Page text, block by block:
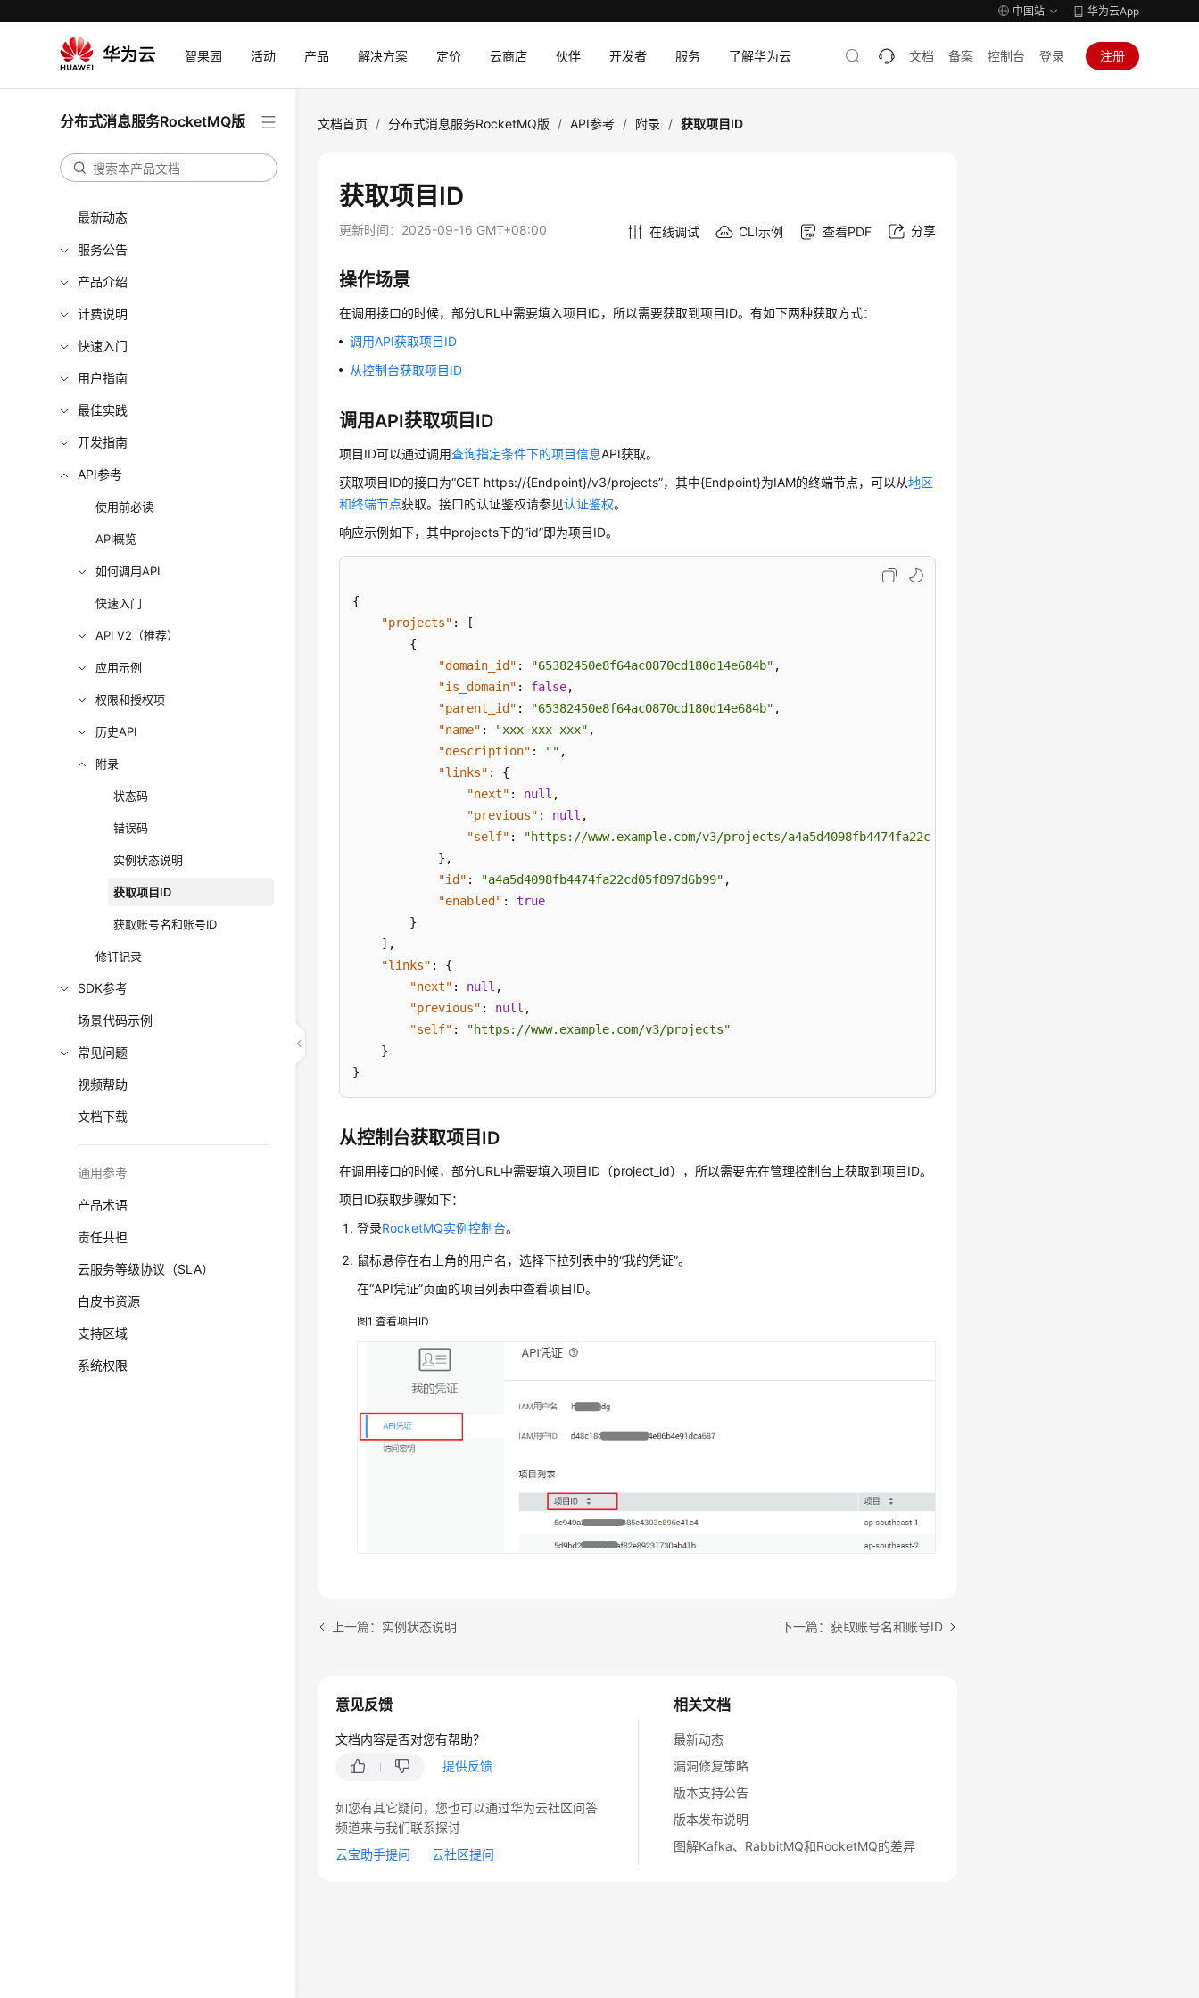
中国站 华为云App
智果园 活动 产品 解决方案 定价 云商店 伙伴 开发者 服务 了解华为云 文档 备案 控制台 登录 注册
分布式消息服务RocketMQ版
最新动态
服务公告
产品介绍
计费说明
快速入门
用户指南
最佳实践
开发指南
API参考
使用前必读
API概览
如何调用API
快速入门
API V2（推荐）
应用示例
权限和授权项
历史API
附录
状态码
错误码
实例状态说明
获取项目ID
获取账号名和账号ID
修订记录
SDK参考
场景代码示例
常见问题
视频帮助
文档下载
通用参考
产品术语
责任共担
云服务等级协议（SLA）
白皮书资源
支持区域
系统权限
文档首页 / 分布式消息服务RocketMQ版 / API参考 / 附录 / 获取项目ID
获取项目ID
更新时间： 2025-09-16 GMT+08:00 在线调试 CLI示例 查看PDF 分享
操作场景
在调用接口的时候，部分URL中需要填入项目ID，所以需要获取到项目ID。有如下两种获取方式：
调用API获取项目ID
从控制台获取项目ID
调用API获取项目ID
项目ID可以通过调用查询指定条件下的项目信息API获取。
获取项目ID的接口为“GET https://{Endpoint}/v3/projects”，其中{Endpoint}为IAM的终端节点，可以从地区
和终端节点获取。接口的认证鉴权请参见认证鉴权。
响应示例如下，其中projects下的“id”即为项目ID。
{
"projects" :
[
{
"domain_id" : "65382450e8f64ac0870cd180d14e684b" ,
"is_domain" : false,
"parent_id" : "65382450e8f64ac0870cd180d14e684b" ,
"name" : "xxx-xxx-xxx" ,
"description" : "" ,
"links" :
{
"next" : null ,
"previous" : null ,
"self" :
"https://www.example.com/v3/projects/a4a5d4098fb4474fa22cd05f897d6b99"
} ,
"id" : "a4a5d4098fb4474fa22cd05f897d6b99" ,
"enabled" :
true
}
] ,
"links" :
{
"next" : null ,
"previous" : null ,
"self" :
"https://www.example.com/v3/projects"
}
}
从控制台获取项目ID
在调用接口的时候，部分URL中需要填入项目ID（project_id），所以需要先在管理控制台上获取到项目ID。
项目ID获取步骤如下：
登录RocketMQ实例控制台。
鼠标悬停在右上角的用户名，选择下拉列表中的“我的凭证”。
在“API凭证”页面的项目列表中查看项目ID。
图1查看项目ID
上一篇：实例状态说明 下一篇：获取账号名和账号ID
相关文档
最新动态
漏洞修复策略
版本支持公告
版本发布说明
图解Kafka、RabbitMQ和RocketMQ的差异
意见反馈
文档内容是否对您有帮助？
提供反馈
如您有其它疑问，您也可以通过华为云社区问答
频道来与我们联系探讨
云宝助手提问
云社区提问